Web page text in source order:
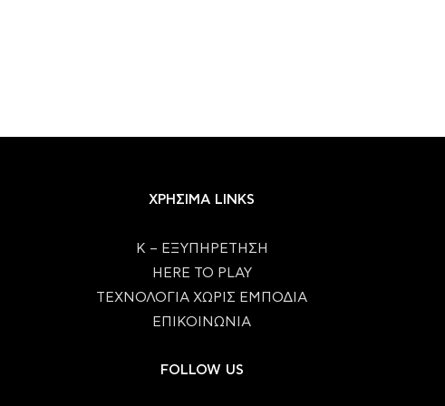
ΧΡΗΣΙΜΑ LINKS
Κ – ΕΞΥΠΗΡΕΤΗΣΗ
HERE TO PLAY
ΤΕΧΝΟΛΟΓΙΑ ΧΩΡΙΣ ΕΜΠΟΔΙΑ
ΕΠΙΚΟΙΝΩΝΙΑ
FOLLOW US